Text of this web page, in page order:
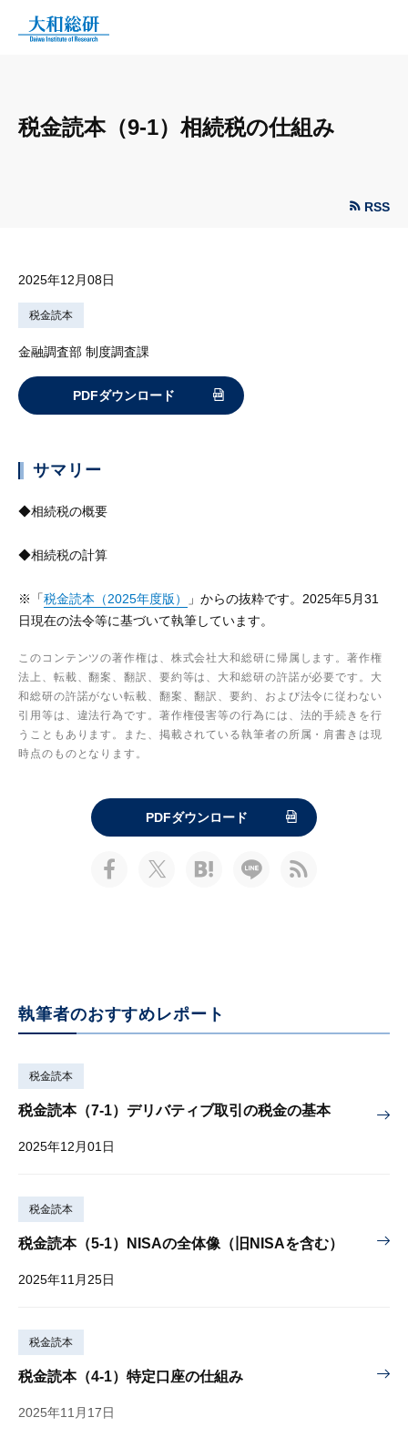
税金読本（9-1）相続税の仕組み
RSS
2025年12月08日
税金読本
金融調査部 制度調査課
PDFダウンロード
サマリー
◆相続税の概要
◆相続税の計算
※「税金読本（2025年度版）
」からの抜粋です。2025年5月31
日現在の法令等に基づいて執筆しています。
このコンテンツの著作権は、株式会社大和総研に帰属します。著作権
法上、転載、翻案、翻訳、要約等は、大和総研の許諾が必要です。大
和総研の許諾がない転載、翻案、翻訳、要約、および法令に従わない
引用等は、違法行為です。著作権侵害等の行為には、法的手続きを行
うこともあります。また、掲載されている執筆者の所属・肩書きは現
時点のものとなります。
PDFダウンロード
執筆者のおすすめレポート
税金読本
税金読本（7-1）デリバティブ取引の税金の基本
2025年12月01日
税金読本
税金読本（5-1）NISAの全体像（旧NISAを含む）
2025年11月25日
税金読本
税金読本（4-1）特定口座の仕組み
2025年11月17日